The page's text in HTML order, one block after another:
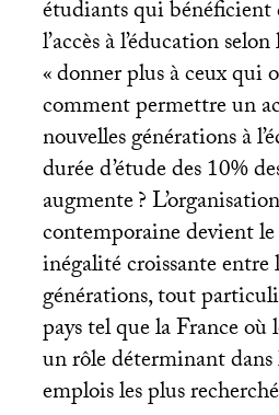
étudiants qui bénéficient
l’accès à l’éducation
«donner plus à ceux qui
comment permettre un
nouvelles générations à
durée d’étude des 10%
augmente?
contemporaine devient le
inégalité croissante entre
générations, tout
pays tel que la France où
un rôle déterminant dans
emplois les plus